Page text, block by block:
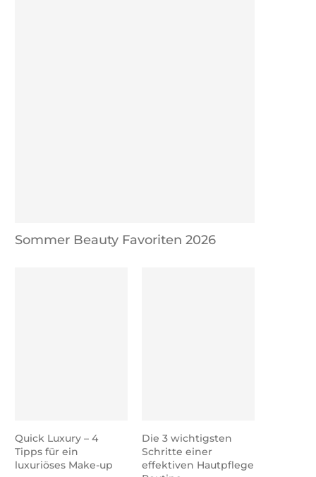
Sommer Beauty Favoriten 2026
Quick Luxury – 4
Tipps für ein
luxuriöses Make-up
Die 3 wichtigsten
Schritte einer
effektiven Hautpflege